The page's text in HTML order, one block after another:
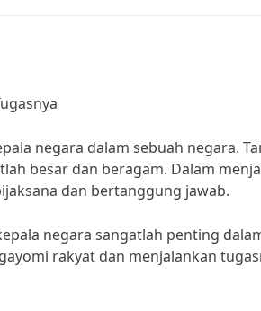
negara dalam sebuah negara.
besar dan beragam. Dalam
dan bertanggung jawab.
negara sangatlah penting
rakyat dan menjalankan